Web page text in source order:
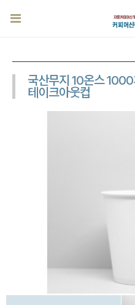
국산무지 10온스
테이크아웃컵